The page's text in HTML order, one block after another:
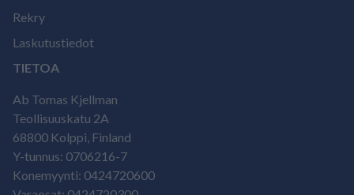
Rekry
Laskutustiedot
TIETOA
Ab Tomas Kjellman
Teollisuuskatu 2A
68800 Kolppi, Finland
Y-tunnus: 0706216-7
Konemyynti: 0424720600